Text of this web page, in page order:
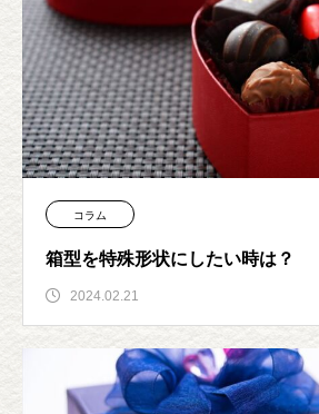
コラム
箱型を特殊形状にしたい時は？
2024.02.21